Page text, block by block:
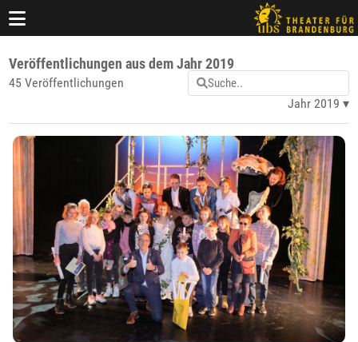
Veröffentlichungen aus dem Jahr 2019
45 Veröffentlichungen
Jahr 2019